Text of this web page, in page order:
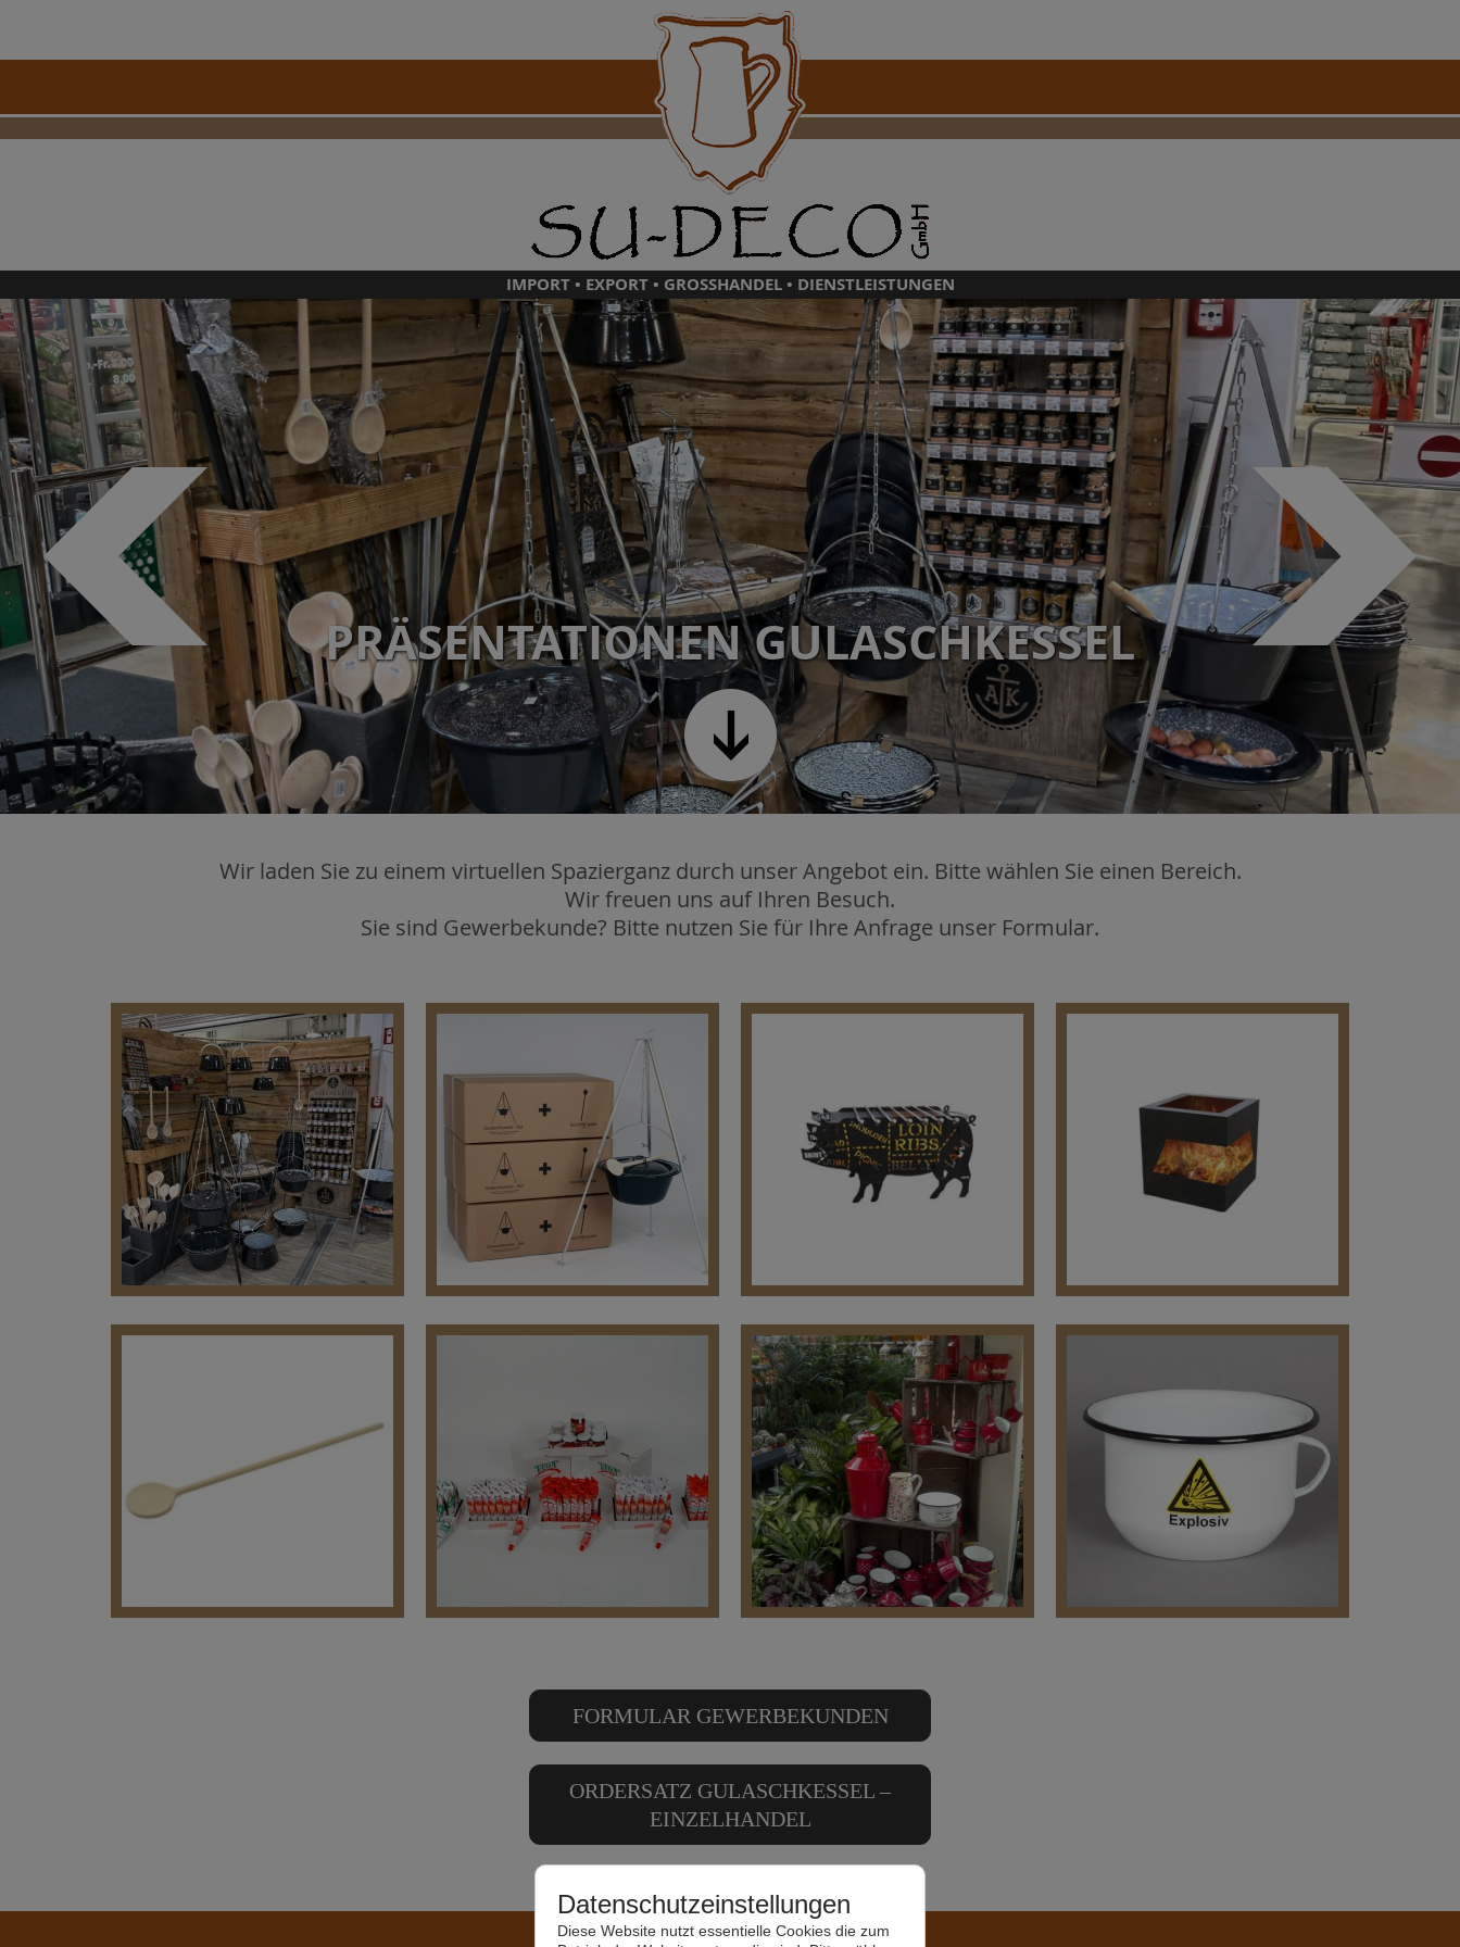
IMPORT • EXPORT • GROSSHANDEL • DIENSTLEISTUNGEN
PRÄSENTATIONEN GULASCHKESSEL
KOCHKESSEL & ZUBEHÖR
Wir laden Sie zu einem virtuellen Spazierganz durch unser Angebot ein. Bitte wählen Sie einen Bereich.
Wir freuen uns auf Ihren Besuch.
Sie sind Gewerbekunde? Bitte nutzen Sie für Ihre Anfrage unser Formular.
Präsentationen
Kochkessel & Zubehör Grills und Zubehör
Feuersäulen /
Feuerschalen / Öfen
Sauerprodukte
Deko – Emaille
FORMULAR GEWERBEKUNDEN
ORDERSATZ GULASCHKESSEL –
EINZELHANDEL
Datenschutzeinstellungen
Diese Website nutzt essentielle Cookies die zum